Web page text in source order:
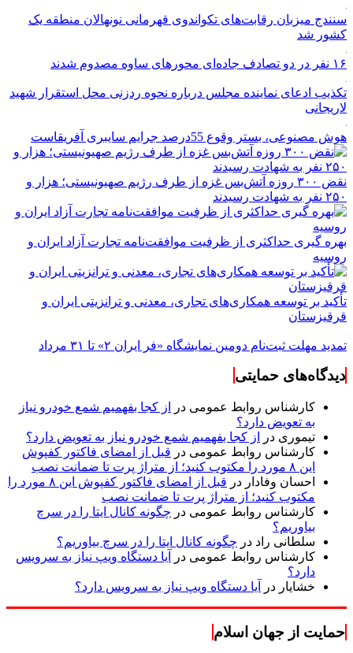
سنندج میزبان رقابت‌های تکواندوی قهرمانی نونهالان منطقه یک
کشور شد
۱۶ نفر در دو تصادف جاده‌ای محورهای ساوه مصدوم شدند
تکذیب ادعای نماینده مجلس درباره نحوه ردزنی محل استقرار شهید
لاریجانی
هوش مصنوعی، بستر وقوع 55درصد جرایم سایبری آفریقاست
نقض ۳۰۰ روزه آتش‌بس غزه از طرف رژیم صهیونیستی؛ هزار و
۲۵۰ نفر به شهادت رسیدند
بهره گیری حداکثری از ظرفیت موافقت‌نامه تجارت آزاد ایران و
روسیه
تأکید بر توسعه همکاری‌های تجاری، معدنی و ترانزیتی ایران و
قرقیزستان
تمدید مهلت ثبت‌نام دومین نمایشگاه «فر ایران ۲» تا ۳۱ مرداد
دیدگاه‌های حمایتی
کارشناس روابط عمومی در
از کجا بفهمیم شمع خودرو نیاز
به تعویض دارد؟
تیموری در
از کجا بفهمیم شمع خودرو نیاز به تعویض دارد؟
کارشناس روابط عمومی در قبل از امضای فاکتور کفپوش
این ۸ مورد را مکتوب کنید؛ از متراژ پرت تا ضمانت نصب
احسان وفادار در
قبل از امضای فاکتور کفپوش این ۸ مورد را
مکتوب کنید؛ از متراژ پرت تا ضمانت نصب
کارشناس روابط عمومی در چگونه کانال ایتا را در سرچ
بیاوریم؟
سلطانی راد در چگونه کانال ایتا را در سرچ بیاوریم؟
کارشناس روابط عمومی در
آیا دستگاه ویپ نیاز به سرویس
دارد؟
خشایار در آیا دستگاه ویپ نیاز به سرویس دارد؟
حمایت از جهان اسلام